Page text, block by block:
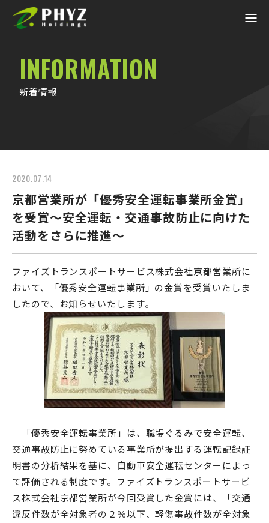
INFORMATION
新着情報
2020.07.14
京都営業所が「優秀安全運転事業所金賞」
を受賞～安全運転・交通事故防止に向けた
活動をさらに推進～
ファイズトランスポートサービス株式会社京都営業所に
おいて、「優秀安全運転事業所」の金賞を受賞いたしま
したので、お知らせいたします。
「優秀安全運転事業所」は、職場ぐるみで安全運転、
交通事故防止に努めている事業所が提出する運転記録証
明書の分析結果を基に、自動車安全運転センターによっ
て評価される制度です。ファイズトランスポートサービ
ス株式会社京都営業所が今回受賞した金賞には、「交通
違反件数が全対象者の２％以下、軽傷事故件数が全対象